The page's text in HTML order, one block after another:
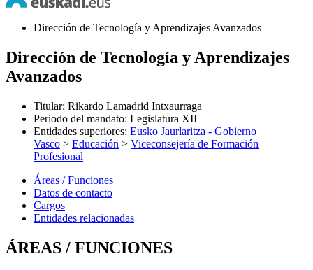
Dirección de Tecnología y Aprendizajes Avanzados
Dirección de Tecnología y Aprendizajes
Avanzados
Titular: Rikardo Lamadrid Intxaurraga
Periodo del mandato: Legislatura XII
Entidades superiores: Eusko Jaurlaritza - Gobierno
Vasco > Educación > Viceconsejería de Formación
Profesional
Áreas / Funciones
Datos de contacto
Cargos
Entidades relacionadas
ÁREAS / FUNCIONES